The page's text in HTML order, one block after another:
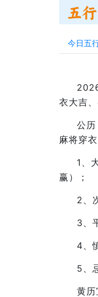
今日五
衣大吉
公
麻将穿
1、
赢）；
2、
3、
4、
5、
黄